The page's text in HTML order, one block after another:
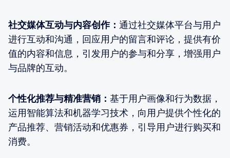
社交媒体互动与内容创作： 通过社交媒体平台与用户
进行互动和沟通，回应用户的留言和评论，提供有价
值的内容和信息，引发用户的参与和分享，增强用户
与品牌的互动。
个性化推荐与精准营销： 基于用户画像和行为数据，
运用智能算法和机器学习技术，向用户提供个性化的
产品推荐、营销活动和优惠券，引导用户进行购买和
消费。